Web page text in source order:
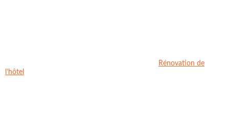
Rénovation de
l’hôtel